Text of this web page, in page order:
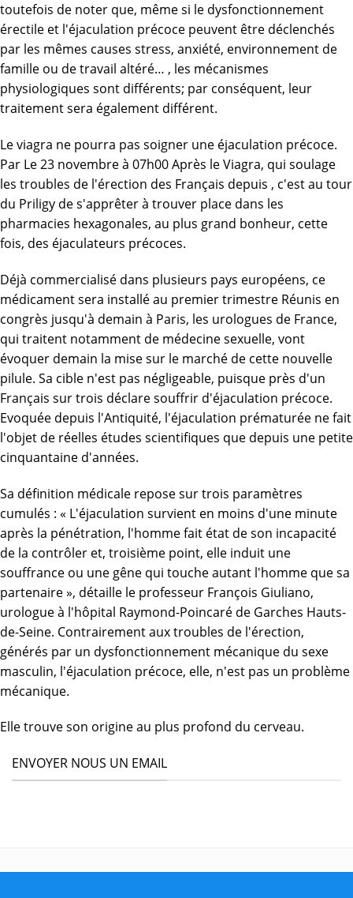
toutefois de noter que, même si le dysfonctionnement
érectile et l'éjaculation précoce peuvent être déclenchés
par les mêmes causes stress, anxiété, environnement de
famille ou de travail altéré… , les mécanismes
physiologiques sont différents; par conséquent, leur
traitement sera également différent.
Le viagra ne pourra pas soigner une éjaculation précoce.
Par Le 23 novembre à 07h00 Après le Viagra, qui soulage
les troubles de l'érection des Français depuis , c'est au tour
du Priligy de s'apprêter à trouver place dans les
pharmacies hexagonales, au plus grand bonheur, cette
fois, des éjaculateurs précoces.
Déjà commercialisé dans plusieurs pays européens, ce
médicament sera installé au premier trimestre Réunis en
congrès jusqu'à demain à Paris, les urologues de France,
qui traitent notamment de médecine sexuelle, vont
évoquer demain la mise sur le marché de cette nouvelle
pilule. Sa cible n'est pas négligeable, puisque près d'un
Français sur trois déclare souffrir d'éjaculation précoce.
Evoquée depuis l'Antiquité, l'éjaculation prématurée ne fait
l'objet de réelles études scientifiques que depuis une petite
cinquantaine d'années.
Sa définition médicale repose sur trois paramètres
cumulés : « L'éjaculation survient en moins d'une minute
après la pénétration, l'homme fait état de son incapacité
de la contrôler et, troisième point, elle induit une
souffrance ou une gêne qui touche autant l'homme que sa
partenaire », détaille le professeur François Giuliano,
urologue à l'hôpital Raymond-Poincaré de Garches Hauts-
de-Seine. Contrairement aux troubles de l'érection,
générés par un dysfonctionnement mécanique du sexe
masculin, l'éjaculation précoce, elle, n'est pas un problème
mécanique.
Elle trouve son origine au plus profond du cerveau.
ENVOYER NOUS UN EMAIL